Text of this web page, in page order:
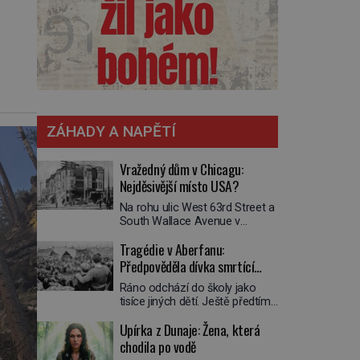
ZÁHADY A NAPĚTÍ
Vražedný dům v Chicagu:
Nejděsivější místo USA?
Na rohu ulic West 63rd Street a
South Wallace Avenue v
Nemá žádný speciální nápis ani
pamětní desku. A přesto prý
místní zaměstnanci neradi
chodí do sklepa. Právě tady
totiž sídlil sériový vrah H. H.
nejpropracovanější past na lidi
v dějinách americké
Tragédie v Aberfanu:
Předpověděla dívka smrtící
sesuv půdy?
Ráno odchází do školy jako
tisíce jiných dětí. Ještě předtím
snem. Ve škole, kterou dobře
zná, tentokrát nevidí budovu ani
spolužáky. Místo nich se před ní
Upírka z Dunaje: Žena, která
chodila po vodě